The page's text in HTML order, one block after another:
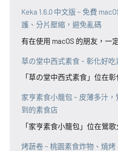
Keka 1.6.0 中文版 ~ 免費
護、分片壓縮，避免亂碼
有在使用 macOS 的朋友，一
草の堂中西式素食 ~ 彰化好
「草の堂中西式素食」位在
家亨素食小籠包 ~ 皮薄多汁
到的素食店
「家亨素食小籠包」位在鶯
烤蔬卷 ~ 桃園素食炸物、燒烤